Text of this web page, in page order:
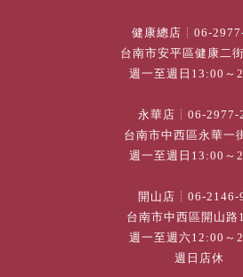
健康總店┊ 06-
台南市安平區健康二
週一至週日13:00～
永華店┊ 06-2977-
台南市中西區永華一
週一至週日13:00～
開山店┊ 06-2146-
台南市中西區開山路
週一至週六12:00～
週日店休